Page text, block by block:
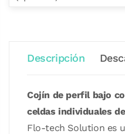
Descripción
Cojín de perfil bajo
celdas individuales
Flo-tech Solution es